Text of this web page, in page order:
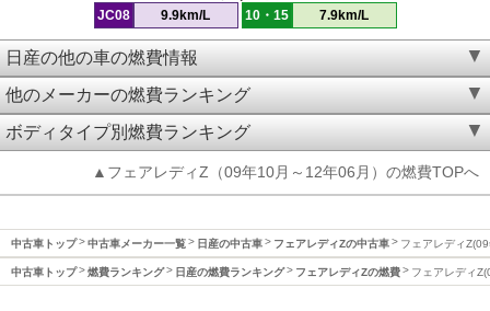
JC08 9.9km/L 10・15 7.9km/L
日産の他の車の燃費情報
他のメーカーの燃費ランキング
ボディタイプ別燃費ランキング
▲フェアレディZ（09年10月～12年06月）の燃費TOPへ
中古車トップ 中古車メーカー一覧 日産の中古車 フェアレディZの中古車 フェアレディ
中古車トップ 燃費ランキング 日産の燃費ランキング フェアレディZの燃費 フェアレディ